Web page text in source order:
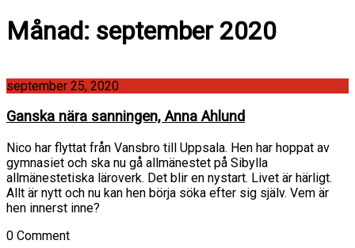
Månad: september 2020
september 25, 2020
Ganska nära sanningen, Anna Ahlund
Nico har flyttat från Vansbro till Uppsala. Hen har hoppat av
gymnasiet och ska nu gå allmänestet på Sibylla
allmänestetiska läroverk. Det blir en nystart. Livet är härligt.
Allt är nytt och nu kan hen börja söka efter sig själv. Vem är
hen innerst inne?
0 Comment